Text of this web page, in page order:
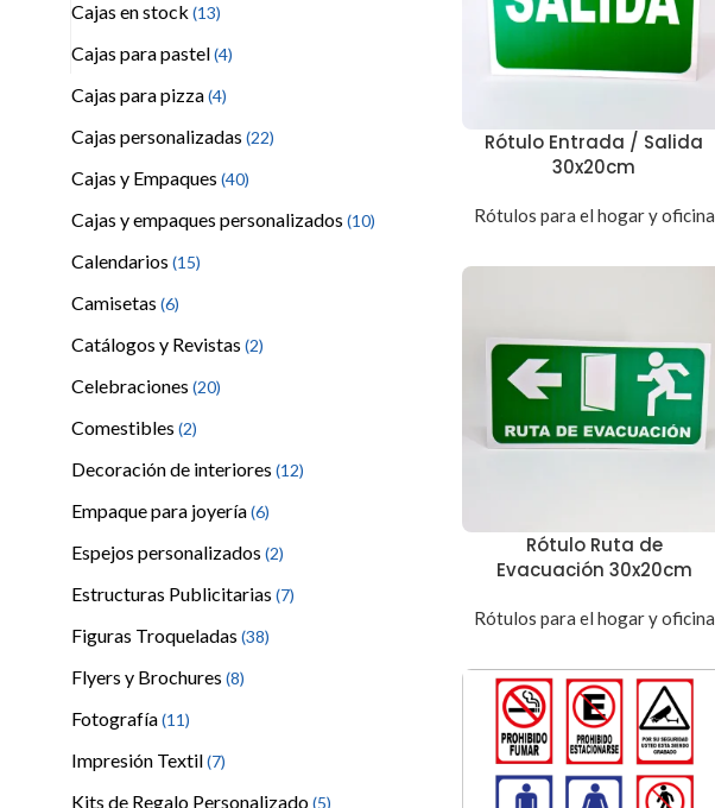
Cajas en stock (13)
Cajas para pastel(4)
Cajas para pizza(4)
Cajas personalizadas (22)
Cajas y Empaques (40)
Cajas y empaques personalizados (10)
Calendarios (15)
Camisetas (6)
Catálogos y Revistas (2)
Celebraciones (20)
Comestibles (2)
Decoración de interiores (12)
Empaque para joyería(6)
Espejos personalizados (2)
Estructuras Publicitarias (7)
Figuras Troqueladas (38)
Flyers y Brochures (8)
Fotografía(11)
Impresión Textil(7)
Kits de Regalo Personalizado(5)
Rótulo Entrada / Salida
30x20cm
Rótulos para el hogar y oficina
Rótulo Ruta de
Evacuación 30x20cm
Rótulos para el hogar y oficina